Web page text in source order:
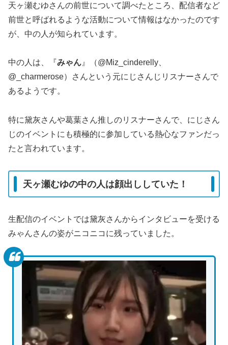
天ヶ瀬むゆさんの前世について調べたところ、配信者など
前世と呼ばれるような活動について情報はなかったのです
が、中の人が知られています。
中の人は、『みゃん』（@Miz_cinderelly、
@_charmerose）さんという元にじさんじリスナーさんで
あるようです。
特に黛灰さんや葛葉さん推しのリスナーさんで、にじさん
じのイベントにも積極的に参加している熱心なファンだっ
たと言われています。
天ヶ瀬むゆの中の人は顔出ししていた！
生配信のイベントでは黛灰さんからインタビューを受ける
みゃんさんの姿がニコニコに残っていました。